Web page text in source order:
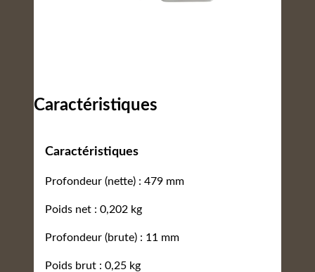
Caractéristiques
Caractéristiques
Profondeur (nette) : 479 mm
Poids net : 0,202 kg
Profondeur (brute) : 11 mm
Poids brut : 0,25 kg